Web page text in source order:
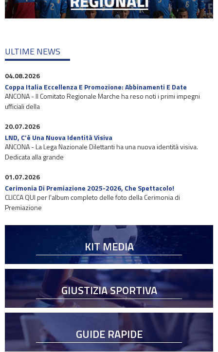
ULTIME NEWS
04.08.2026
Coppa Italia Eccellenza E Promozione: Abbinamenti E Date
ANCONA - Il Comitato Regionale Marche ha reso noti i primi impegni
ufficiali della
20.07.2026
LND, C’è Una Nuova Identità Visiva
ANCONA - La Lega Nazionale Dilettanti ha una nuova identità visiva.
Dedicata alla grande
01.07.2026
Cerimonia Di Premiazione 2025-2026, Che Spettacolo!
CLICCA QUI per l'album completo delle foto della Cerimonia di
Premiazione
KIT MEDIA
GIUSTIZIA SPORTIVA
GUIDE RAPIDE